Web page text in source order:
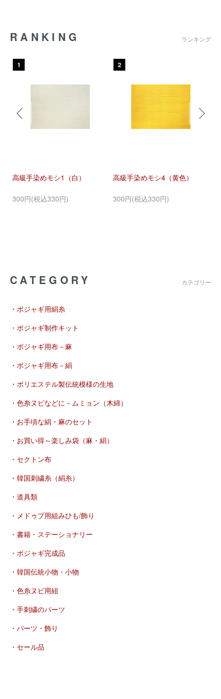
RANKING ランキング
1
高級手染めモシ1（白）
300円(税込330円)
2
高級手染めモシ4（黄色）
300円(税込330円)
CATEGORY カテゴリー
・ポジャギ用絹糸
・ポジャギ制作キット
・ポジャギ用布－麻
・ポジャギ用布－絹
・ポリエステル製伝統模様の生地
・色糸ヌビなどに－ムミョン（木綿）
・お手頃な絹・麻のセット
・お買い得～楽しみ袋（麻・絹）
・セクトン布
・韓国刺繍糸（絹糸）
・道具類
・メドゥプ用組みひも/飾り
・書籍・ステーショナリー
・ポジャギ完成品
・韓国伝統小物・小物
・色糸ヌビ用紐
・手刺繍のパーツ
・パーツ・飾り
・セール品